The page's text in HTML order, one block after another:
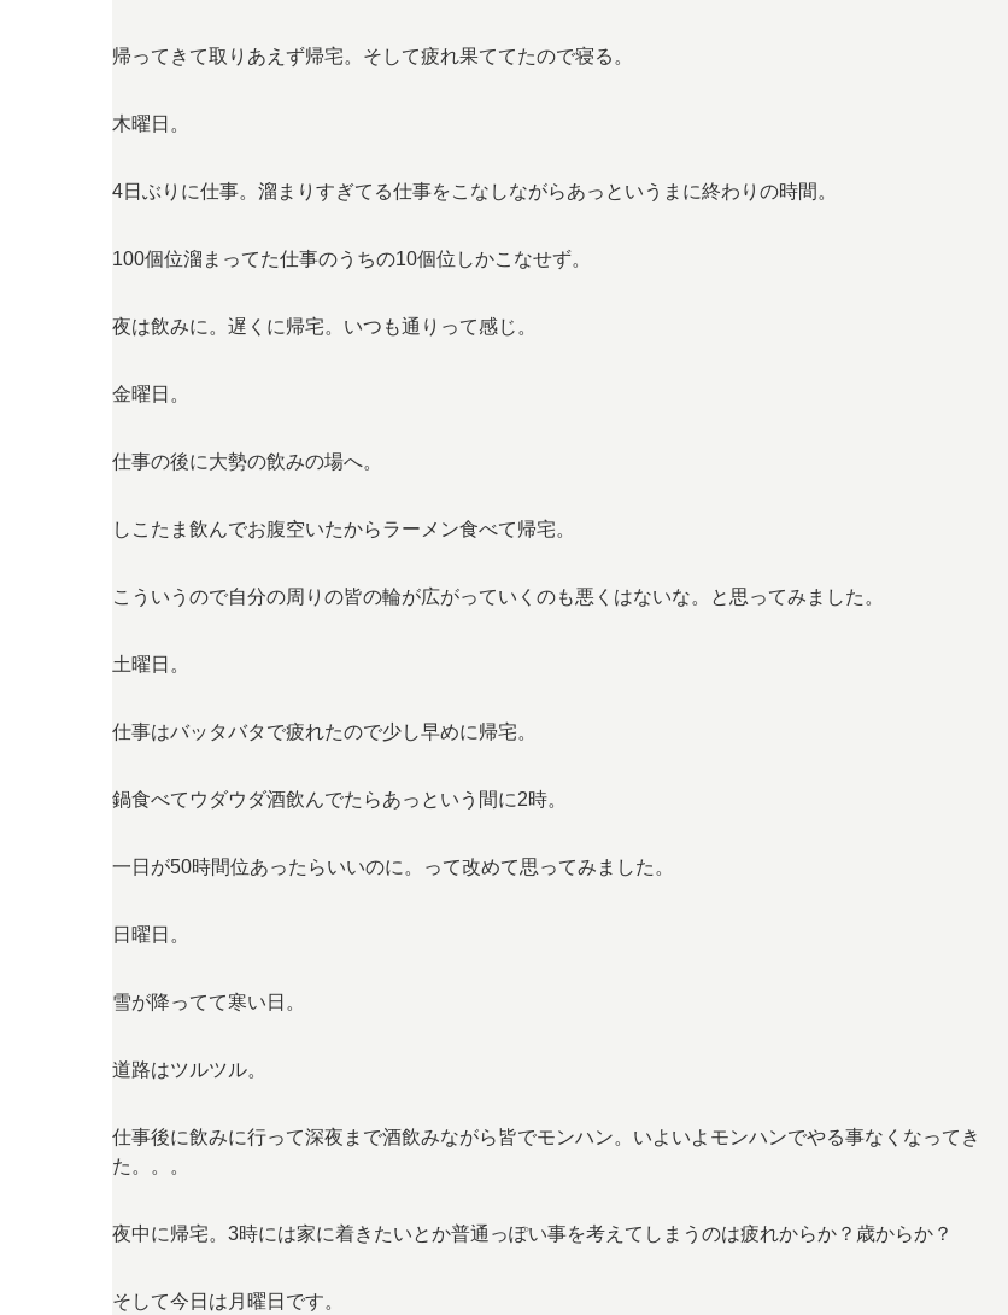
帰ってきて取りあえず帰宅。そして疲れ果ててたので寝る。
木曜日。
4日ぶりに仕事。溜まりすぎてる仕事をこなしながらあっというまに終わりの時間。
100個位溜まってた仕事のうちの10個位しかこなせず。
夜は飲みに。遅くに帰宅。いつも通りって感じ。
金曜日。
仕事の後に大勢の飲みの場へ。
しこたま飲んでお腹空いたからラーメン食べて帰宅。
こういうので自分の周りの皆の輪が広がっていくのも悪くはないな。と思ってみました。
土曜日。
仕事はバッタバタで疲れたので少し早めに帰宅。
鍋食べてウダウダ酒飲んでたらあっという間に2時。
一日が50時間位あったらいいのに。って改めて思ってみました。
日曜日。
雪が降ってて寒い日。
道路はツルツル。
仕事後に飲みに行って深夜まで酒飲みながら皆でモンハン。いよいよモンハンでやる事なくなってき
た。。。
夜中に帰宅。3時には家に着きたいとか普通っぽい事を考えてしまうのは疲れからか？歳からか？
そして今日は月曜日です。